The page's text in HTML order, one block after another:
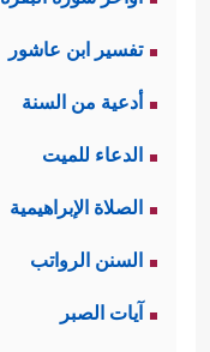
تفسير ابن عاشور
أدعية من السنة
الدعاء للميت
الصلاة الإبراهيمية
السنن الرواتب
آيات الصبر